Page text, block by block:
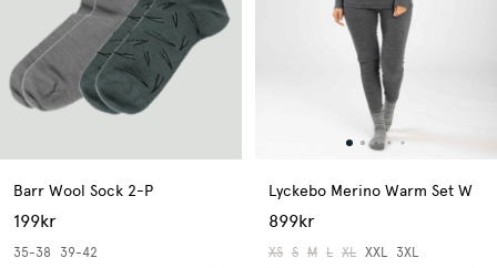
Barr Wool Sock 2-P
199kr
35-38
39-42
Lyckebo Merino Warm Set W
899kr
XS S M L XL XXL
3XL